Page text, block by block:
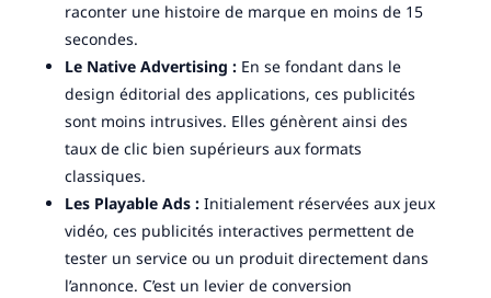
raconter une histoire de marque en moins de 15
secondes.
Le Native Advertising :En se fondant dans le
design éditorial des applications, ces publicités
sont moins intrusives. Elles génèrent ainsi des
taux de clic bien supérieurs aux formats
classiques.
Les Playable Ads :Initialement réservées aux jeux
vidéo, ces publicités interactives permettent de
tester un service ou un produit directement dans
l’annonce. C’est un levier de conversion